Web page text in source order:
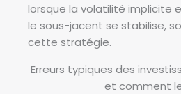
lorsque la volatilité implicite
le sous-jacent se stabilise,
cette stratégie.
Erreurs typiques des
et comment